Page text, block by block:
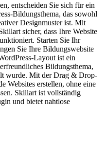
entscheiden Sie sich für ein
Bildungsthema, das sowohl
Designmuster ist. Mit
sicher, dass Ihre Website
Starten Sie Ihr
Sie Ihre Bildungswebsite
Layout ist ein
Bildungsthema,
wurde. Mit der Drag & Drop-
Websites erstellen, ohne eine
Skillart ist vollständig
und bietet nahtlose